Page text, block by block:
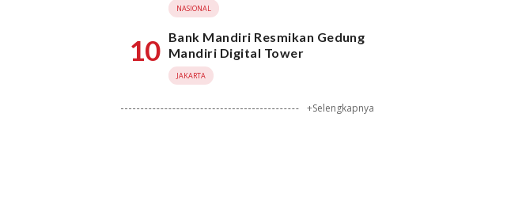
NASIONAL
10 Bank Mandiri Resmikan Gedung
Mandiri Digital Tower
JAKARTA
+Selengkapnya